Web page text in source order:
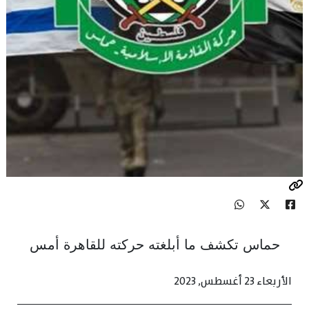
حماس تكشف ما أبلغته حركته للقاهرة أمس
الأربعاء 23 أغسطس, 2023